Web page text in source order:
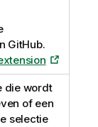
GitHub.
die wordt
of een
selectie